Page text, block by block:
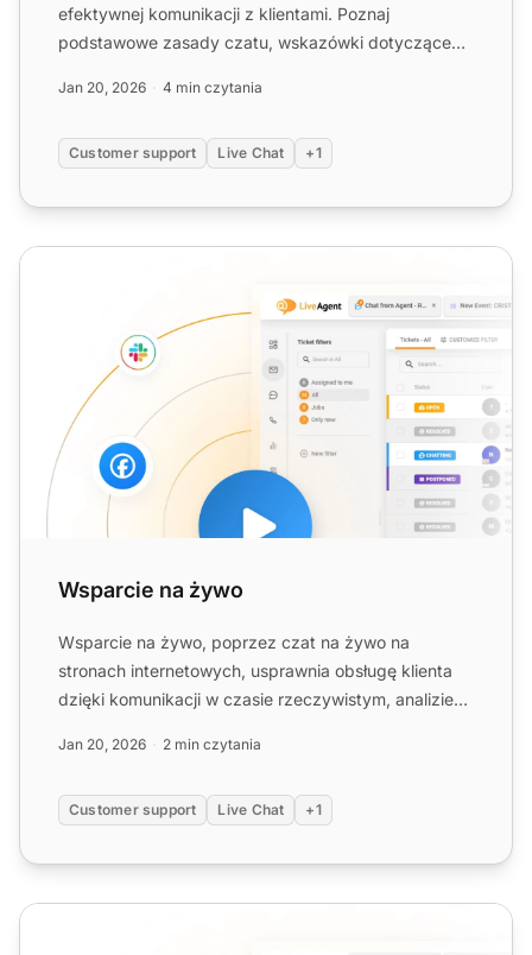
efektywnej komunikacji z klientami. Poznaj
podstawowe zasady czatu, wskazówki dotyczące
Jan 20, 2026 4 min czytania
Customer support Live Chat +1
Wsparcie na żywo
Wsparcie na żywo
Wsparcie na żywo, poprzez czat na żywo na
stronach internetowych, usprawnia obsługę klienta
dzięki komunikacji w czasie rzeczywistym, analizie
Jan 20, 2026 2 min czytania
Customer support Live Chat +1
Obsługa klienta na żywo